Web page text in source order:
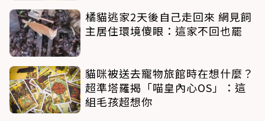
橘貓逃家2天後自己走回來 網見飼
主居住環境傻眼：這家不回也罷
貓咪被送去寵物旅館時在想什麼？
超準塔羅揭「喵皇內心OS」：這
組毛孩超想你